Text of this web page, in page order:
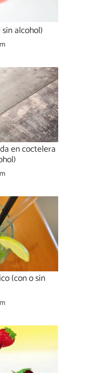
alcohol)
en coctelera
(con o sin